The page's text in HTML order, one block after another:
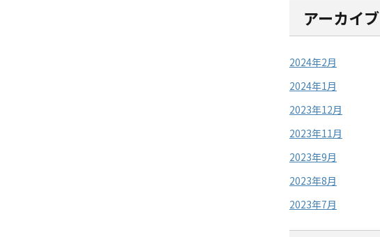
アーカイブ
2024年2月
2024年1月
2023年12月
2023年11月
2023年9月
2023年8月
2023年7月